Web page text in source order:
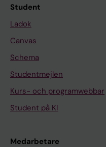
Student
Ladok
Canvas
Schema
Studentmejlen
Kurs- och programwebbar
Student på KI
Medarbetare